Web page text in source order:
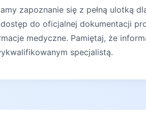
zapoznanie się z pełną ulotką
do oficjalnej dokumentacji
medyczne. Pamiętaj, że
specjalistą.